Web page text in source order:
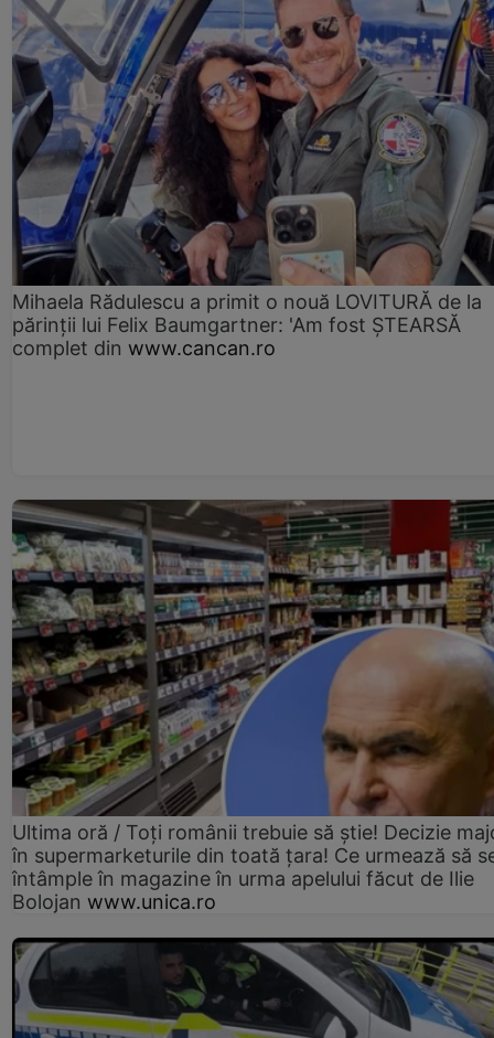
Mihaela Rădulescu a primit o nouă LOVITURĂ de la
părinții lui Felix Baumgartner: 'Am fost ȘTEARSĂ
complet din www.cancan.ro
Ultima oră / Toți românii trebuie să știe! Decizie
în supermarketurile din toată țara! Ce urmează să
întâmple în magazine în urma apelului făcut de Ilie
Bolojan www.unica.ro